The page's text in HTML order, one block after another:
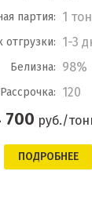
партия: 1
отгрузки: 1-3
Белизна: 98%
Рассрочка: 120
700 руб./
ПОДРОБНЕЕ